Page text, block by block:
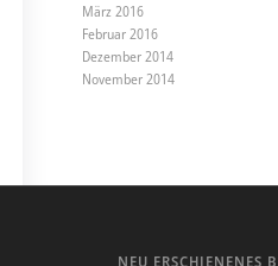
März 2016
Februar 2016
Dezember 2014
November 2014
NEU ERSCHIENENES